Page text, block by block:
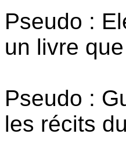
Pseudo :
un livre
Pseudo :
les récits